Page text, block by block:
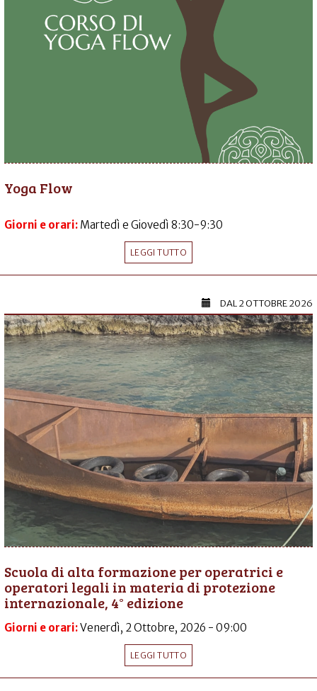
Yoga Flow
Giorni e orari: Martedì e Giovedì 8:30-9:30
LEGGI TUTTO
DAL2 OTTOBRE 2026
Scuola di alta formazione per operatrici e
operatori legali in materia di protezione
internazionale, 4° edizione
Giorni e orari:Venerdì, 2 Ottobre, 2026 - 09:00
LEGGI TUTTO